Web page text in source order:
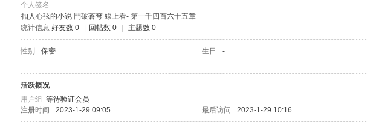
个人签名
扣人心弦的小说 鬥破蒼穹 線上看- 第一千四百六十五章
统计信息 好友数 0 回帖数 0 主题数 0
性别 保密 生日 -
活跃概况
用户组等待验证会员
注册时间
2023-1-29 09:05 最后访问 2023-1-29 10:16